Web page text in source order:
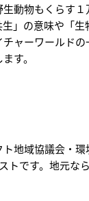
動物もくらす
」の意味や「生
ャーワールド
す。
地域協議会・環
です。地元な